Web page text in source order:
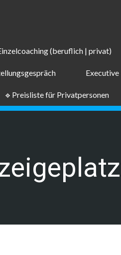
(beruflich | privat)
🔹Preisliste für Privatpersonen